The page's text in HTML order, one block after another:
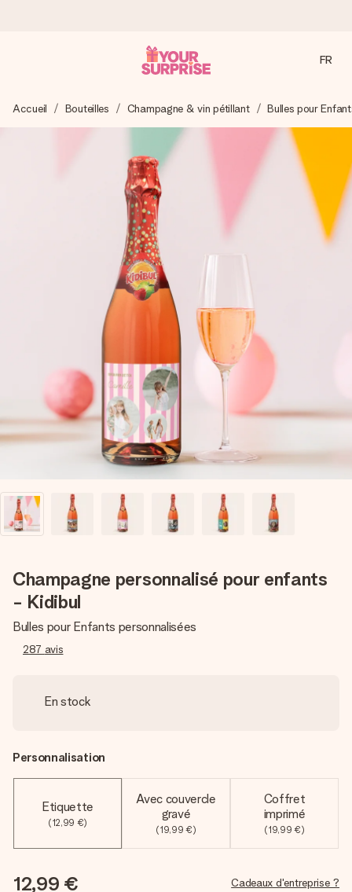
Nous préparons votre cadeau avec attention et l’envoyons
en un éclair – pour que vous puissiez l’offrir au bon moment,
4,8 (sur la base de +15 000 avis)
Nos cadeaux sont appréciés. Les clients nous attribuent
une note de 4,8 sur Google Reviews (total de tous les
pays où nous sommes présents).
Carte de vœux gratuite
Créez quelque chose d’unique en quelques étapes – avec
son prénom, votre photo ou un message qui touche le cœur.
Sans complications, juste tout l’amour pour le moment idéal.
FR
Accueil Bouteilles Champagne & vin pétillant Bulles pour
Champagne personnalisé pour enfants
- Kidibul
Bulles pour Enfants personnalisées
287 avis
En stock
Personnalisation
Etiquette
(12,99 €)
Avec couvercle
gravé
(19,99 €)
Coffret
imprimé
(19,99 €)
12,99 € Cadeaux d'entreprise ?